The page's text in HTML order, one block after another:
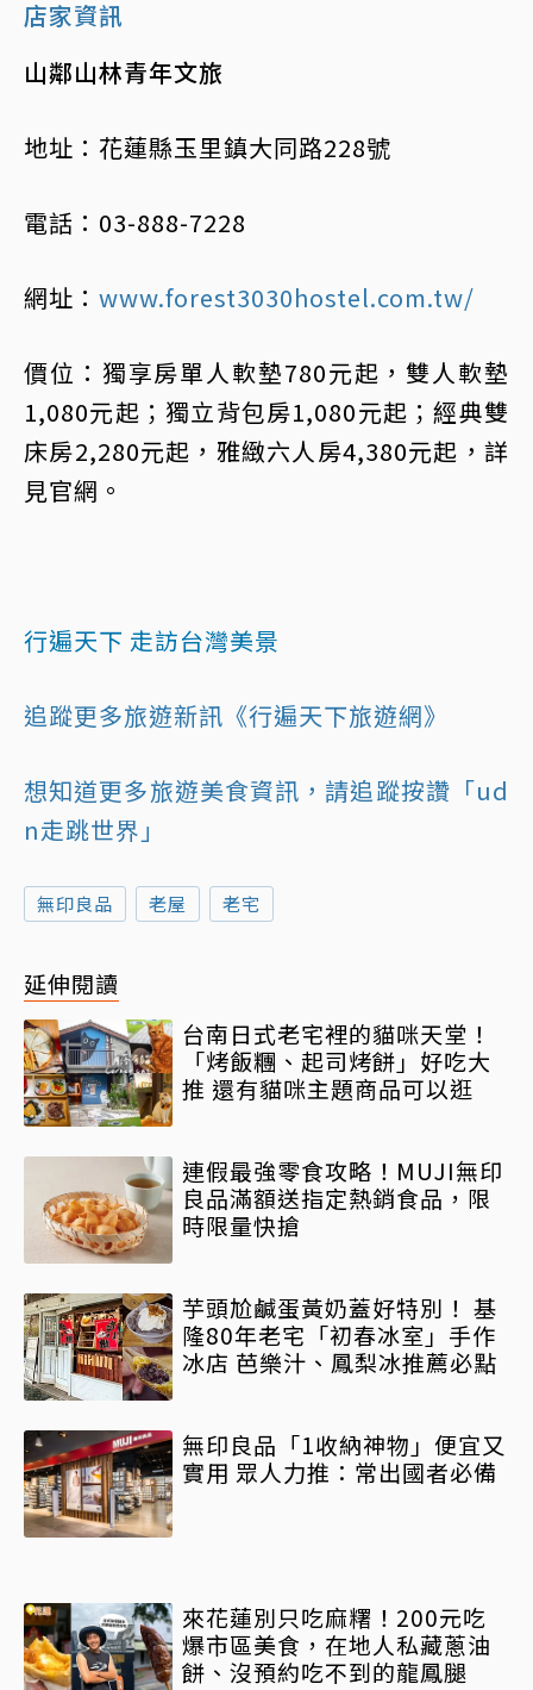
店家資訊
山鄰山林青年文旅
地址：花蓮縣玉里鎮大同路228號
電話：03-888-7228
網址： www.forest3030hostel.com.tw/
價位：獨享房單人軟墊780元起，雙人軟墊
1,080元起；獨立背包房1,080元起；經典雙
床房2,280元起，雅緻六人房4,380元起，詳
見官網。
行遍天下 走訪台灣美景
追蹤更多旅遊新訊《行遍天下旅遊網》
想知道更多旅遊美食資訊，請追蹤按讚「ud
n走跳世界」
無印良品 老屋 老宅
延伸閱讀
台南日式老宅裡的貓咪天堂！
「烤飯糰、起司烤餅」好吃大
推 還有貓咪主題商品可以逛
連假最強零食攻略！MUJI無印
良品滿額送指定熱銷食品，限
時限量快搶
芋頭尬鹹蛋黃奶蓋好特別！ 基
隆80年老宅「初春冰室」手作
冰店 芭樂汁、鳳梨冰推薦必點
無印良品「1收納神物」便宜又
實用 眾人力推：常出國者必備
來花蓮別只吃麻糬！200元吃
爆市區美食，在地人私藏蔥油
餅、沒預約吃不到的龍鳳腿